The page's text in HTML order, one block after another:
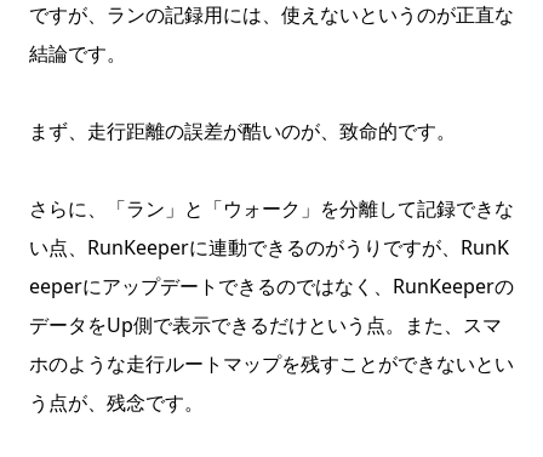
ですが、ランの記録用には、使えないというのが正直な
結論です。
まず、走行距離の誤差が酷いのが、致命的です。
さらに、「ラン」と「ウォーク」を分離して記録できな
い点、RunKeeperに連動できるのがうりですが、RunK
eeperにアップデートできるのではなく、RunKeeperの
データをUp側で表示できるだけという点。また、スマ
ホのような走行ルートマップを残すことができないとい
う点が、残念です。